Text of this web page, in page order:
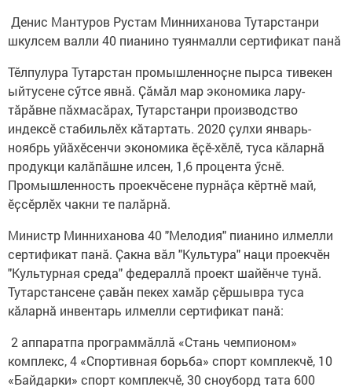
Денис Мантуров Рустам Минниханова Тутарстанри
шкулсем валли 40 пианино туянмалли сертификат панӑ
Тӗлпулура Тутарстан промышленноҫне пырса тивекен
ыйтусене сӳтсе явнӑ. Ҫӑмӑл мар экономика лару-
тӑрӑвне пӑхмасӑрах, Тутарстанри производство
индексӗ стабильлӗх кӑтартать. 2020 ҫулхи январь-
ноябрь уйӑхӗсенчи экономика ӗҫӗ-хӗлӗ, туса кӑларнӑ
продукци калӑпӑшне илсен, 1,6 процента ӳснӗ.
Промышленность проекчӗсене пурнӑҫа кӗртнӗ май,
ӗҫсӗрлӗх чакни те палӑрнӑ.
Министр Минниханова 40 "Мелодия" пианино илмелли
сертификат панӑ. Ҫакна вӑл "Культура" наци проекчӗн
"Культурная среда" федераллӑ проект шайӗнче тунӑ.
Тутарстансене ҫавӑн пекех хамӑр ҫӗршывра туса
кӑларнӑ инвентарь илмелли сертификат панӑ:
2 аппаратпа программӑллӑ «Стань чемпионом»
комплекс, 4 «Спортивная борьба» спорт комплекчӗ, 10
«Байдарки» спорт комплекчӗ, 30 сноуборд тата 600